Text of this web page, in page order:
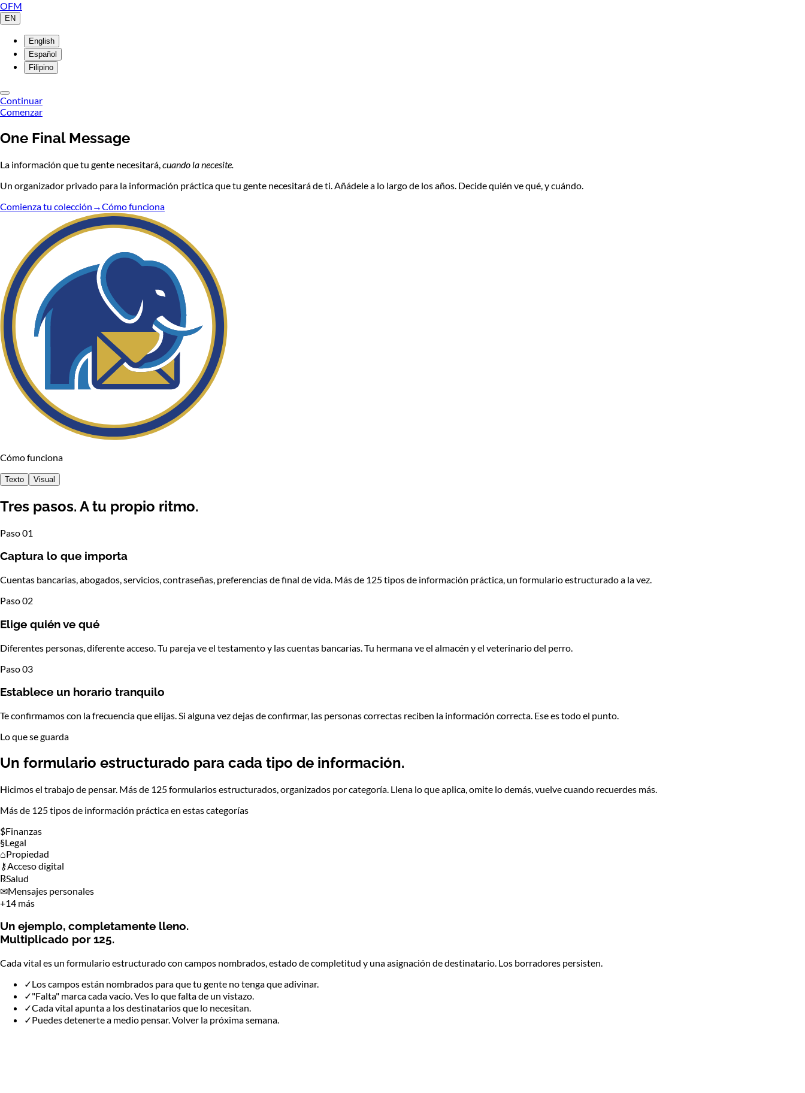
OFM
EN
English
Español
Filipino
Continuar
Comenzar
One Final Message
La información que tu gente necesitará,cuando la necesite.
Un organizador privado para la información práctica que tu gente necesitará de ti. Añádele a lo largo de los años. Decide quién ve qué, y cuándo.
Comienza tu colección →Cómo funciona
Cómo funciona
Texto Visual
Tres pasos. A tu propio ritmo.
Paso 01
Captura lo que importa
Cuentas bancarias, abogados, servicios, contraseñas, preferencias de final de vida. Más de 125 tipos de información práctica, un formulario estructurado a la vez.
Paso 02
Elige quién ve qué
Diferentes personas, diferente acceso. Tu pareja ve el testamento y las cuentas bancarias. Tu hermana ve el almacén y el veterinario del perro.
Paso 03
Establece un horario tranquilo
Te confirmamos con la frecuencia que elijas. Si alguna vez dejas de confirmar, las personas correctas reciben la información correcta. Ese es todo el punto.
Lo que se guarda
Un formulario estructurado para cada tipo de información.
Hicimos el trabajo de pensar. Más de 125 formularios estructurados, organizados por categoría. Llena lo que aplica, omite lo demás, vuelve cuando recuerdes más.
Más de 125 tipos de información práctica en estas categorías
$Finanzas
§Legal
⌂Propiedad
⚷Acceso digital
℞Salud
✉Mensajes personales
+14 más
Un ejemplo, completamente lleno.
Multiplicado por 125.
Cada vital es un formulario estructurado con campos nombrados, estado de completitud y una asignación de destinatario. Los borradores persisten.
✓Los campos están nombrados para que tu gente no tenga que adivinar.
✓"Falta" marca cada vacío. Ves lo que falta de un vistazo.
✓Cada vital apunta a los destinatarios que lo necesitan.
✓Puedes detenerte a medio pensar. Volver la próxima semana.